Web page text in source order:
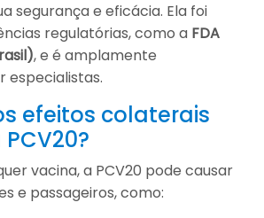
segurança e eficácia. Ela foi
regulatórias, como a FDA
, e é amplamente
especialistas.
efeitos colaterais
vacina, a PCV20 pode causar
e passageiros, como: